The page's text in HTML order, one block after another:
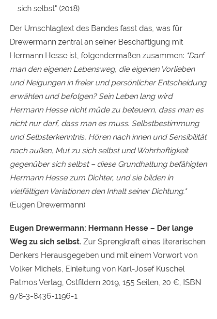
sich selbst" (2018)
Der Umschlagtext des Bandes fasst das, was für
Drewermann zentral an seiner Beschäftigung mit
Hermann Hesse ist, folgendermaßen zusammen: "Darf
man den eigenen Lebensweg, die eigenen Vorlieben
und Neigungen in freier und persönlicher Entscheidung
erwählen und befolgen? Sein Leben lang wird
Hermann Hesse nicht müde zu beteuern, dass man es
nicht nur darf, dass man es muss. Selbstbestimmung
und Selbsterkenntnis, Hören nach innen und Sensibilität
nach außen, Mut zu sich selbst und Wahrhaftigkeit
gegenüber sich selbst – diese Grundhaltung befähigten
Hermann Hesse zum Dichter, und sie bilden in
vielfältigen Variationen den Inhalt seiner Dichtung."
(Eugen Drewermann)
Eugen Drewermann: Hermann Hesse – Der lange
Weg zu sich selbst. Zur Sprengkraft eines literarischen
Denkers Herausgegeben und mit einem Vorwort von
Volker Michels, Einleitung von Karl-Josef Kuschel
Patmos Verlag, Ostfildern 2019, 155 Seiten, 20 €, ISBN
978-3-8436-1196-1